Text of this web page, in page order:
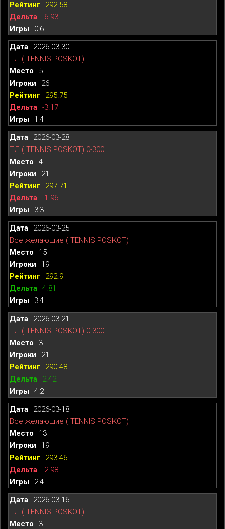
292.58
-6.93
0:6
2026-03-30
ТЛ ( TENNIS POSKOT)
5
26
295.75
-3.17
1:4
2026-03-28
ТЛ ( TENNIS POSKOT) 0-300
4
21
297.71
-1.96
3:3
2026-03-25
Все желающие ( TENNIS POSKOT)
15
19
292.9
4.81
3:4
2026-03-21
ТЛ ( TENNIS POSKOT) 0-300
3
21
290.48
2.42
4:2
2026-03-18
Все желающие ( TENNIS POSKOT)
13
19
293.46
-2.98
2:4
2026-03-16
ТЛ ( TENNIS POSKOT)
3